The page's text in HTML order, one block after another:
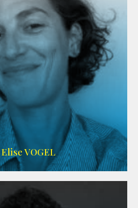
AGENCE IF ONLY
Elise VOGEL